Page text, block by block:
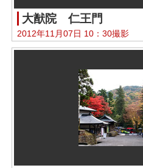
大猷院 仁王門
2012年11月07日 10：30撮影